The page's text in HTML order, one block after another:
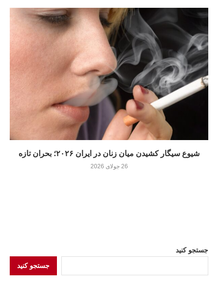
شیوع سیگار کشیدن میان زنان در ایران ۲۰۲۶؛ بحران تازه
26 جولای 2026
جستجو کنید
جستجو کنید